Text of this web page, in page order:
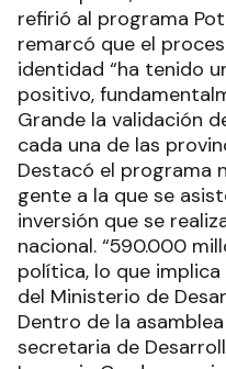
refirió al programa
remarcó que el
identidad “ha tenido
positivo,
Grande la validación
cada una de las
Destacó el programa
gente a la que se
inversión que se
nacional. “590.000
política, lo que
del Ministerio de
Dentro de la
secretaria de